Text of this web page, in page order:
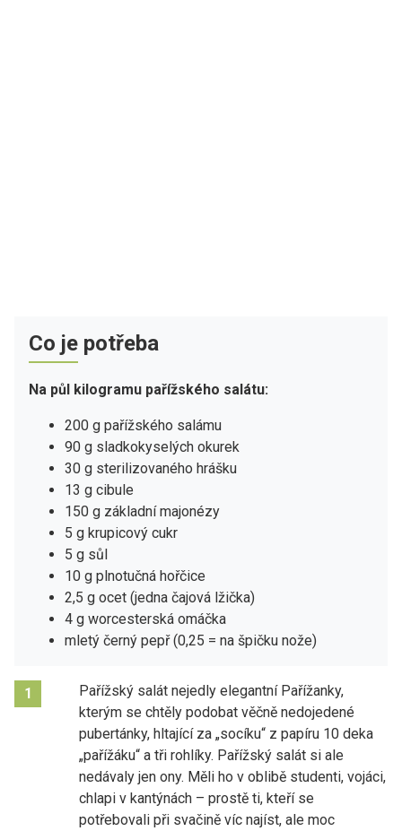
Co je potřeba
Na půl kilogramu pařížského salátu:
200 g pařížského salámu
90 g sladkokyselých okurek
30 g sterilizovaného hrášku
13 g cibule
150 g základní majonézy
5 g krupicový cukr
5 g sůl
10 g plnotučná hořčice
2,5 g ocet (jedna čajová lžička)
4 g worcesterská omáčka
mletý černý pepř (0,25 = na špičku nože)
1
Pařížský salát nejedly elegantní Pařížanky,
kterým se chtěly podobat věčně nedojedené
pubertánky, hltající za „socíku“ z papíru 10 deka
„pařížáku“ a tři rohlíky. Pařížský salát si ale
nedávaly jen ony. Měli ho v oblibě studenti, vojáci,
chlapi v kantýnách – prostě ti, kteří se
potřebovali při svačině víc najíst, ale moc